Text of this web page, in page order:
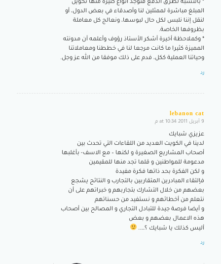
* بالنسبة لطرق الدفع فتوجد أنواع كثيرة منها تحويل
المبلغ مباشرة لممثلين لنا وأصدقاء في بعض الدول، أو
لنقل إننا نلبس لكل حال لبوسها، ونعالج كل معاملة
بظروفها الخاصة.
* وكملاحظة أخيرة أشكر الأستاذ رؤوف وأعلمه أن مدونته
المميزة كثيرا ما كانت مرجعا لنا في خططنا ومعاملاتنا
وحياتنا العملية ككل، فدم على ذلك موفقا من الله عز وجل.
رد
lebanon cat
says:
9 أبريل 2011 at 10:34 م
عزيزي شبايك
لدينا في الكويت العديد من اللقاءات التي تحدث بين
أصحاب المشاريع الصغيرة و لكنها – مع الاسف- بأغلبها
مدعومة للمواطنين و قلما تجد منها للمقيمين
و لكن الفكرة بحد ذاتها فكرة مفيدة
فإلتقاء المبادرين المتقاربين بالتجارب و النتائج يشجع
بعضهم من خلال التشارك بتجاربهم و خبراتهم على أن
نتعلم من أخطائهم و نستفيد من حسناتهم
و أيضا فرصة جيدة للتبادل التجاري و المصالح بين أصحاب
هذه الاعمال بعضهم و بعض
أليس كذلك يا شبايك ؟…..
رد